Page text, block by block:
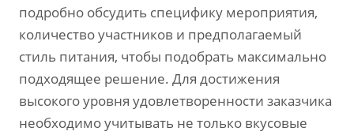
подробно обсудить специфику мероприятия,
количество участников и предполагаемый
стиль питания, чтобы подобрать максимально
подходящее решение. Для достижения
высокого уровня удовлетворенности заказчика
необходимо учитывать не только вкусовые